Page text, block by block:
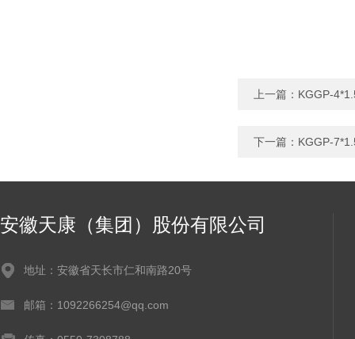
上一篇： KGGP-
下一篇： KGGP-
安徽天康（集团）股份有限公司
地址：安徽省天长市仁和南路20号
邮箱：1092266254@qq.com